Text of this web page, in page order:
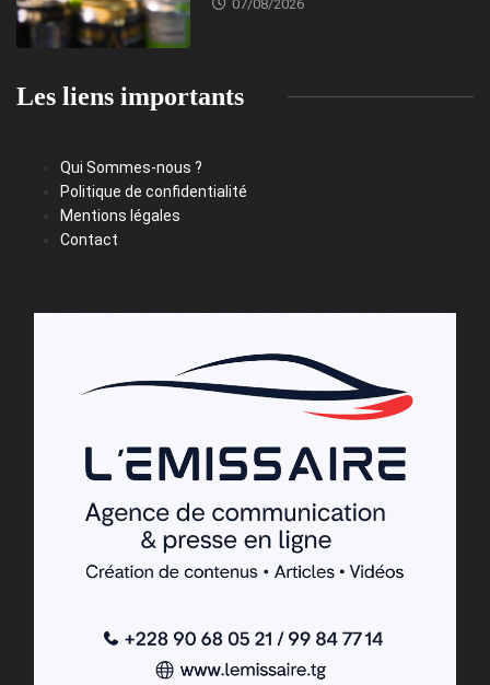
07/08/2026
Les liens importants
Qui Sommes-nous ?
Politique de confidentialité
Mentions légales
Contact